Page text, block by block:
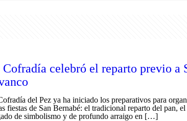
celebró el reparto previo a
del Pez ya ha iniciado los preparativos para
fiestas de San Bernabé: el tradicional reparto del pan,
de simbolismo y de profundo arraigo en […]